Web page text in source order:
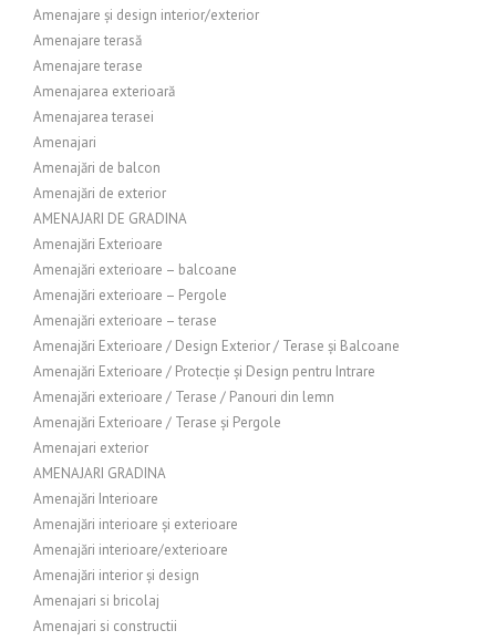
Amenajare și design interior/exterior
Amenajare terasă
Amenajare terase
Amenajarea exterioară
Amenajarea terasei
Amenajari
Amenajări de balcon
Amenajări de exterior
AMENAJARI DE GRADINA
Amenajări Exterioare
Amenajări exterioare – balcoane
Amenajări exterioare – Pergole
Amenajări exterioare – terase
Amenajări Exterioare / Design Exterior / Terase și Balcoane
Amenajări Exterioare / Protecție și Design pentru Intrare
Amenajări exterioare / Terase / Panouri din lemn
Amenajări Exterioare / Terase și Pergole
Amenajari exterior
AMENAJARI GRADINA
Amenajări Interioare
Amenajări interioare și exterioare
Amenajări interioare/exterioare
Amenajări interior și design
Amenajari si bricolaj
Amenajari si constructii